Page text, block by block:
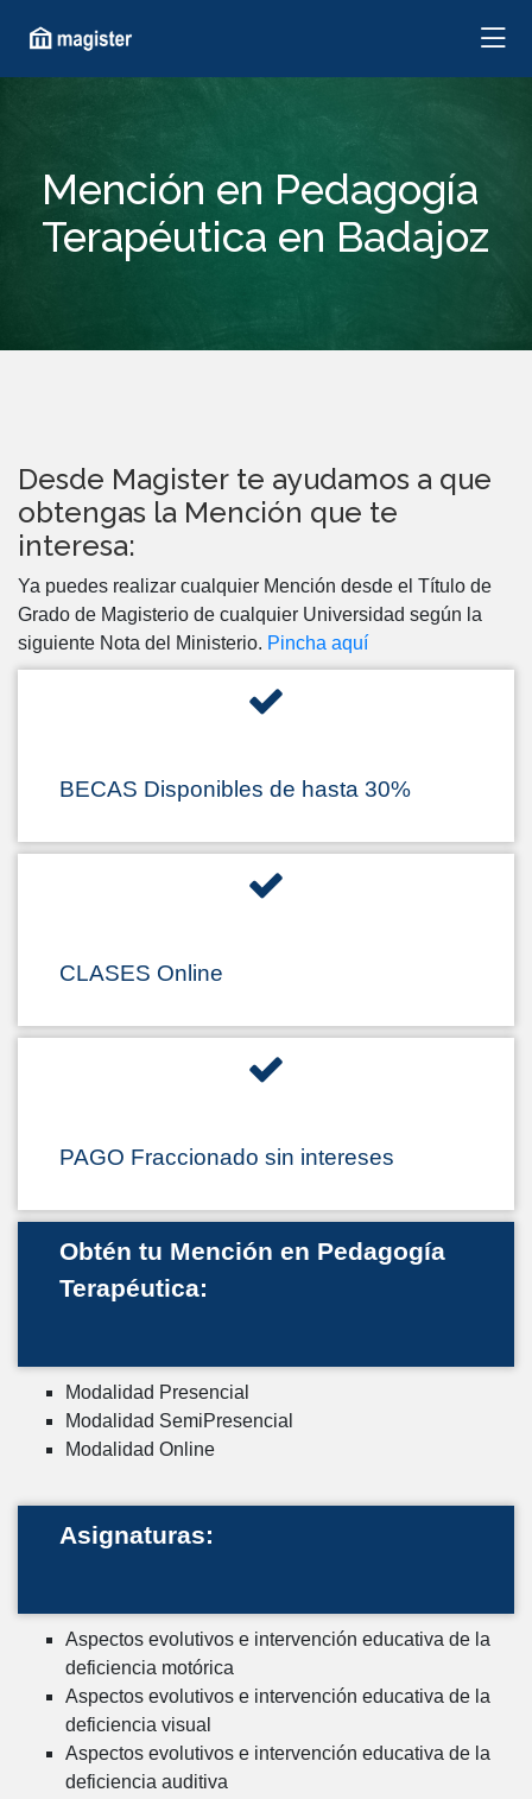
Mención en Pedagogía
Terapéutica en Badajoz
Desde Magister te ayudamos a que
obtengas la Mención que te
interesa:
Ya puedes realizar cualquier Mención desde el Título de
Grado de Magisterio de cualquier Universidad según la
siguiente Nota del Ministerio. Pincha aquí
BECAS Disponibles de hasta 30%
CLASES Online
PAGO Fraccionado sin intereses
Obtén tu Mención en Pedagogía
Terapéutica:
Modalidad Presencial
Modalidad SemiPresencial
Modalidad Online
Asignaturas:
Aspectos evolutivos e intervención educativa de la
deficiencia motórica
Aspectos evolutivos e intervención educativa de la
deficiencia visual
Aspectos evolutivos e intervención educativa de la
deficiencia auditiva